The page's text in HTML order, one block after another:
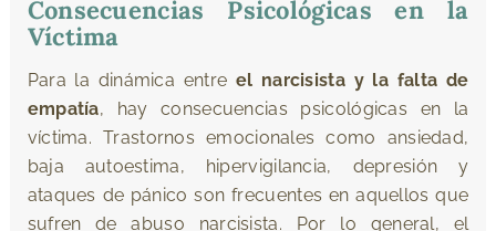
Consecuencias Psicológicas en la
Víctima
Para la dinámica entre el narcisista y la falta de
empatía, hay consecuencias psicológicas en la
víctima. Trastornos emocionales como ansiedad,
baja autoestima, hipervigilancia, depresión y
ataques de pánico son frecuentes en aquellos que
sufren de abuso narcisista. Por lo general, el